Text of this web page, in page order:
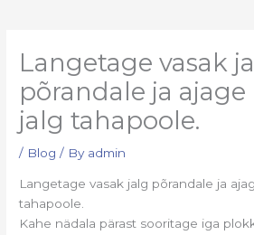
Langetage vasak
põrandale ja
jalg tahapoole.
/ Blog / By admin
Langetage vasak jalg põrandale ja
tahapoole.
Kahe nädala pärast sooritage iga